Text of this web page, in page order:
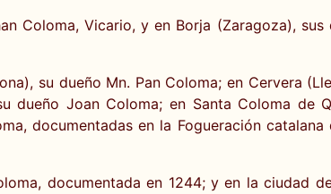
Coloma, Vicario, y en Borja (Zaragoza),
su dueño Mn. Pan Coloma; en Cervera
dueño Joan Coloma; en Santa Coloma de
documentadas en la Fogueración
documentada en 1244; y en la ciudad